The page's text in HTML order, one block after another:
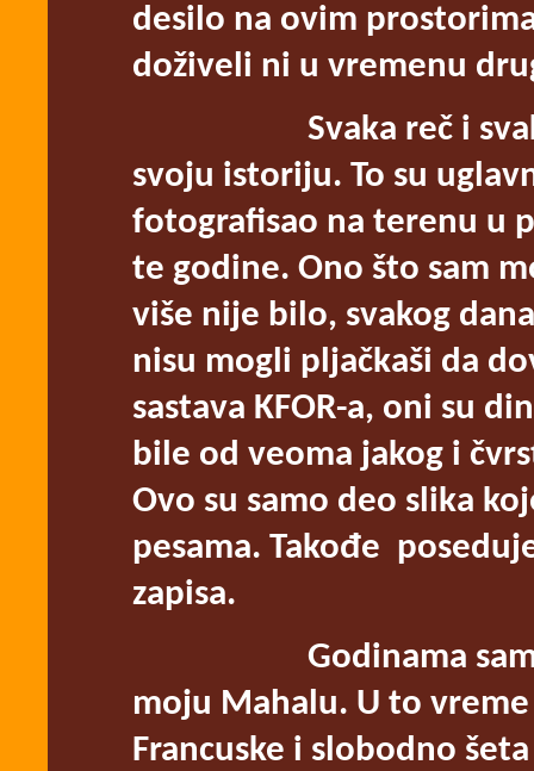
desilo na ovim
doživeli ni u vremenu
Svaka reč i svaka
svoju istoriju. To su
fotografisao na terenu u
te godine. Ono što sam
više nije bilo, svakog
nisu mogli pljačkaši da
sastava KFOR-a, oni su
bile od veoma jakog i
Ovo su samo deo slika
pesama. Takođe
zapisa.
Godinama sam
moju Mahalu. U to
Francuske i slobodno